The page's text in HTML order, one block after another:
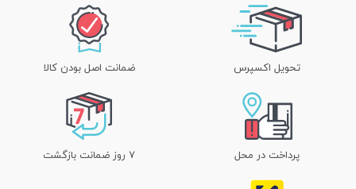
تحویل اکسپرس ضمانت اصل بودن کالا
پرداخت در محل ۷ روز ضمانت بازگشت